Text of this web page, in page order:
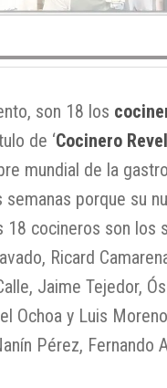
son 18 los
de ‘Cocinero
mundial de la
semanas porque su
18 cocineros son los
Ricard
Jaime Tejedor,
Ochoa y Luis
Pérez, Fernando